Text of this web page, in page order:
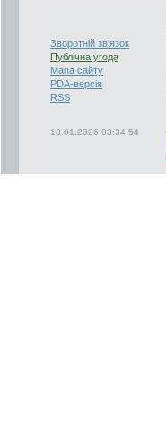
Зворотній зв'язок
Публічна угода
Мапа сайту
PDA-версія
RSS
13.01.2026 03:34:54